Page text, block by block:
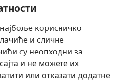
корисничко
и сличне
су неопходни за
и не можете их
или отказати додатне